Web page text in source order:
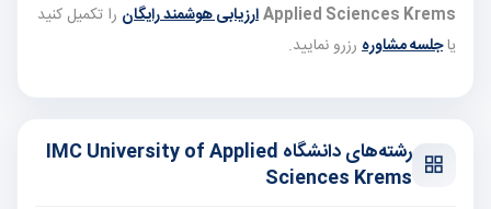
Applied Sciences Kremsارزیابی هوشمند رایگان را تکمیل کنید
یاجلسه مشاوره رزرو نمایید.
رشته‌های دانشگاه IMC University of Applied
Sciences Krems